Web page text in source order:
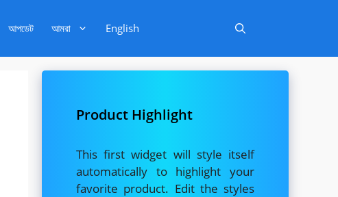
আপডেট আমরা English
Product Highlight
This first widget will style itself
automatically to highlight your
favorite product. Edit the styles